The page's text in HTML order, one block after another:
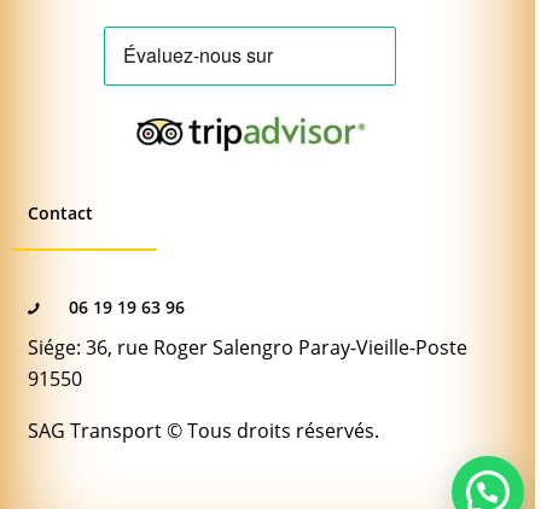
Contact
06 19 19 63 96
Siége: 36, rue Roger Salengro Paray-Vieille-Poste
91550
SAG Transport © Tous droits réservés.